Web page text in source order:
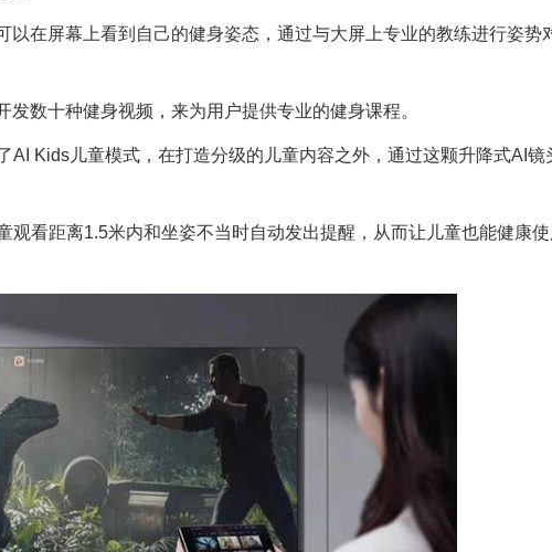
以在屏幕上看到自己的健身姿态，通过与大屏上专业的教练进行姿势
数十种健身视频，来为用户提供专业的健身课程。
AI Kids儿童模式，在打造分级的儿童内容之外，通过这颗升降式AI镜
观看距离1.5米内和坐姿不当时自动发出提醒，从而让儿童也能健康